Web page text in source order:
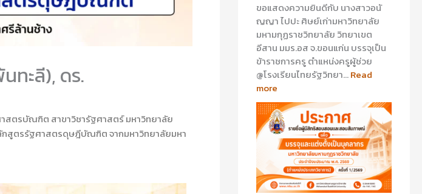
ะลี), ดร.
ตรบัณฑิต สาขาวิชารัฐศาสตร์ มหาวิทยาลัย
กสูตรรัฐศาสตรดุษฎีบัณฑิต จากมหาวิทยาลัยมหา
ขอแสดงความยินดีกับ นางสาวอนั
ญญา ไปปะ ศิษย์เก่ามหาวิทยาลัย
มหามกุฏราชวิทยาลัย วิทยาเขต
อีสาน มมร.อส จ.ขอนแก่น บรรจุเป็น
ข้าราชการครู ตำแหน่งครูผู้ช่วย
@โรงเรียนไทยรัฐวิทยา…Read
more
ป
ป
ะ
ศิ
ษ
ย์
ก่
า
ร้
อ
ย
พุ
ศิ
ษ
เ
ก่
า